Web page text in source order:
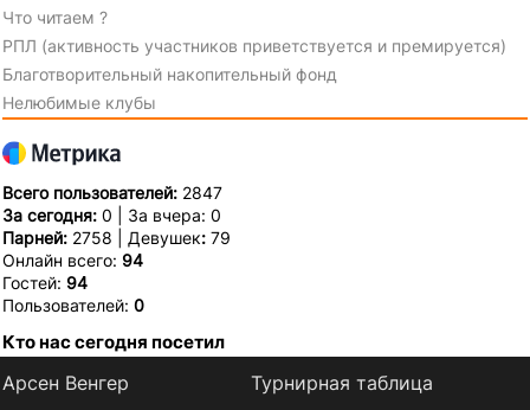
Что читаем ?
РПЛ (активность участников приветствуется и премируется)
Благотворительный накопительный фонд
Нелюбимые клубы
Всего пользователей: 2847
За сегодня: 0 | За вчера: 0
Парней: 2758 | Девушек: 79
Онлайн всего: 94
Гостей: 94
Пользователей: 0
Кто нас сегодня посетил
Арсен Венгер
Турнирная таблица